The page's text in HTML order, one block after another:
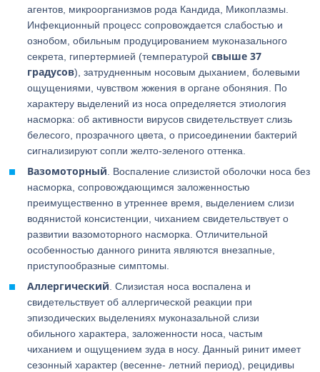
агентов, микроорганизмов рода Кандида, Микоплазмы.
Инфекционный процесс сопровождается слабостью и
ознобом, обильным продуцированием муконазального
секрета, гипертермией (температуройсвыше 37
градусов), затрудненным носовым дыханием, болевыми
ощущениями, чувством жжения в органе обоняния. По
характеру выделений из носа определяется этиология
насморка: об активности вирусов свидетельствует слизь
белесого, прозрачного цвета, о присоединении бактерий
сигнализируют сопли желто-зеленого оттенка.
Вазомоторный . Воспаление слизистой оболочки носа без
насморка, сопровождающимся заложенностью
преимущественно в утреннее время, выделением слизи
водянистой консистенции, чиханием свидетельствует о
развитии вазомоторного насморка. Отличительной
особенностью данного ринита являются внезапные,
приступообразные симптомы.
Аллергический . Слизистая носа воспалена и
свидетельствует об аллергической реакции при
эпизодических выделениях муконазальной слизи
обильного характера, заложенности носа, частым
чиханием и ощущением зуда в носу. Данный ринит имеет
сезонный характер (весенне- летний период), рецидивы